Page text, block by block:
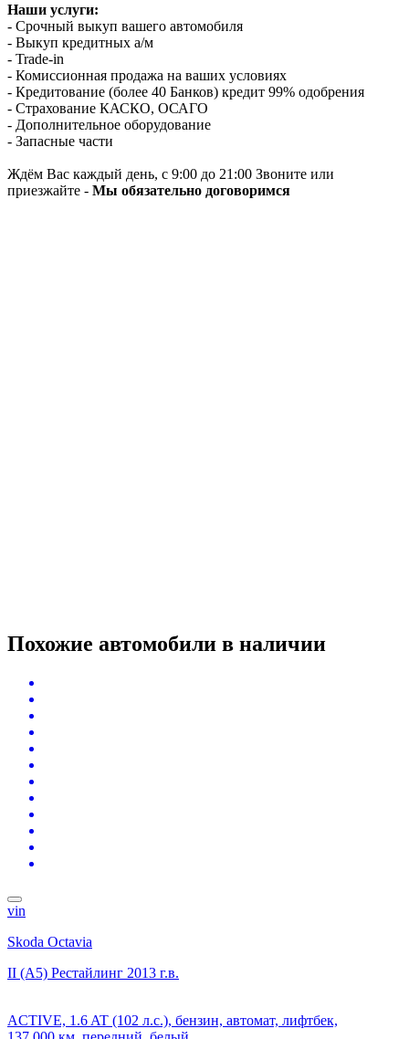
Наши услуги:
- Срочный выкуп вашего автомобиля
- Выкуп кредитных а/м
- Trade-in
- Комиссионная продажа на ваших условиях
- Кредитование (более 40 Банков) кредит 99% одобрения
- Страхование КАСКО, ОСАГО
- Дополнительное оборудование
- Запасные части
Ждём Вас каждый день, с 9:00 до 21:00 Звоните или
приезжайте - Мы обязательно договоримся
Похожие автомобили в наличии
vin
Skoda Octavia
II (A5) Рестайлинг 2013 г.в.
ACTIVE, 1.6 AT (102 л.с.), бензин, автомат, лифтбек,